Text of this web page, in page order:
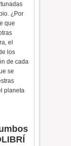
¿Por
que
el
los
de cada
se
planeta